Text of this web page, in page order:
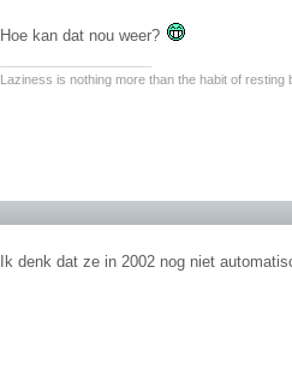
Hoe kan dat nou weer?
Laziness is nothing more than the habit of resting
Ik denk dat ze in 2002 nog niet